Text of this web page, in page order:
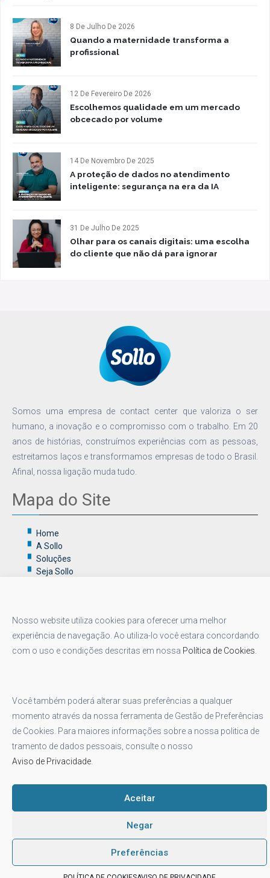
Nosso website utiliza cookies para oferecer uma melhor
experiência de navegação. Ao utiliza-lo você estara concordando
com o uso e condições descritas em nossa Política de Cookies
Você também poderá alterar suas preferências a qualquer
momento através da nossa ferramenta de Gestão de Preferências
de Cookies. Para maiores informações sobre a nossa politica de
tramento de dados pessoais, consulte o nosso
Aviso de Privacidade
Aceitar
Negar
Preferências
8 De Julho De 2026
Quando a maternidade transforma a
profissional
12 De Fevereiro De 2026
Escolhemos qualidade em um mercado
obcecado por volume
14 De Novembro De 2025
A proteção de dados no atendimento
inteligente: segurança na era da IA
31 De Julho De 2025
Olhar para os canais digitais: uma escolha
do cliente que não dá para ignorar
Somos uma empresa de contact center que valoriza o ser
humano, a inovação e o compromisso com o trabalho. Em 20
anos de histórias, construímos experiências com as pessoas,
estreitamos laços e transformamos empresas de todo o Brasil.
Afinal, nossa ligação muda tudo.
Mapa do Site
Home
A Sollo
Soluções
Seja Sollo
PERGUNTAS FREQUENTES
Copyright 2020 © Sollo Brasil.